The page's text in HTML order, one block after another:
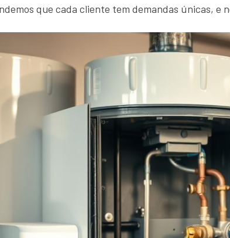
que cada cliente tem demandas únicas, e